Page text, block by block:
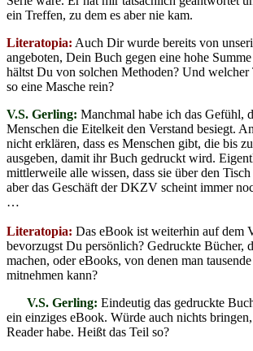
ein Treffen, zu dem es aber nie kam.
Literatopia: Auch Dir wurde bereits von
angeboten, Dein Buch gegen eine hohe
hältst Du von solchen Methoden? Und
so eine Masche rein?
V.S. Gerling: Manchmal habe ich das Gefühl,
Menschen die Eitelkeit den Verstand besiegt.
nicht erklären, dass es Menschen gibt, die bis
ausgeben, damit ihr Buch gedruckt wird.
mittlerweile alle wissen, dass sie über den
aber das Geschäft der DKZV scheint immer
…
Literatopia: Das eBook ist weiterhin auf dem
bevorzugst Du persönlich? Gedruckte Bücher,
machen, oder eBooks, von denen man
mitnehmen kann?
V.S. Gerling: Eindeutig das gedruckte
ein einziges eBook. Würde auch nichts
Reader habe. Heißt das Teil so?